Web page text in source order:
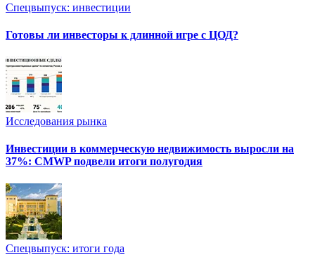
Спецвыпуск: инвестиции
Готовы ли инвесторы к длинной игре с ЦОД?
Исследования рынка
Инвестиции в коммерческую недвижимость выросли на
37%: CMWP подвели итоги полугодия
Спецвыпуск: итоги года